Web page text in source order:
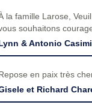
la famille Larose,
souhaitons
& Antonio
en paix très
et Richard